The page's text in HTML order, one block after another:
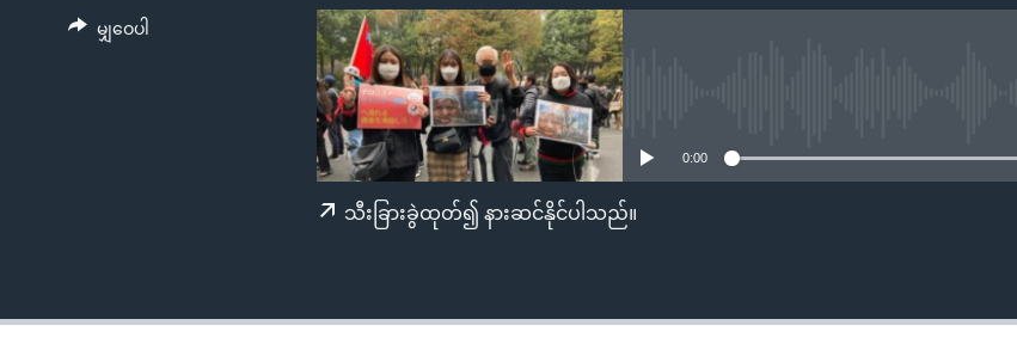
ရန်
မကြေးမုံရဲ့ အင်္ဂလိပ်စာ
ရေဒီယို
ရေဒီယိုနှင့်ရုပ်သံ အချက်အလက်များ
0:00
သီးခြားခွဲထုတ်၍ နားဆင်နိုင်ပါသည်။
မျှဝေပါ